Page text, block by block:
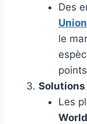
Des
Union
le
Les